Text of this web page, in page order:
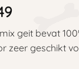
Prijsklasse:
€ 4,69
tot
€ 8,49
geit bevat
zeer geschikt